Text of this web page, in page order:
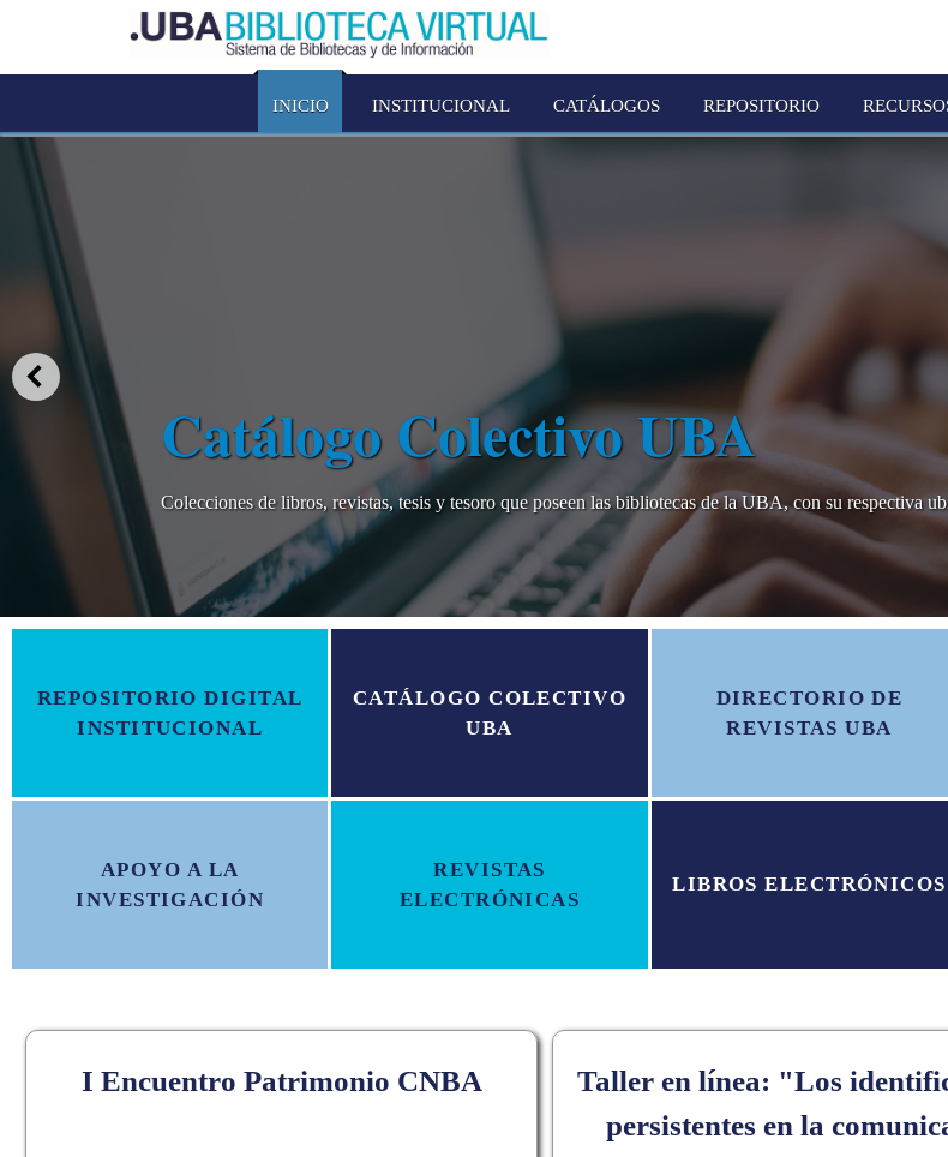
INICIO INSTITUCIONAL CATÁLOGOS REPOSITORIO
Catálogo Colectivo UBA
Colecciones de libros, revistas, tesis y tesoro que poseen las bibliotecas de la UBA, con su respectiva
REPOSITORIO DIGITAL
INSTITUCIONAL
CATÁLOGO COLECTIVO
UBA
DIRECTORIO DE
REVISTAS UBA
APOYO A LA
INVESTIGACIÓN
REVISTAS
ELECTRÓNICAS
LIBROS ELECTRÓNICOS
I Encuentro Patrimonio CNBA
Taller en línea: "Los
persistentes en la